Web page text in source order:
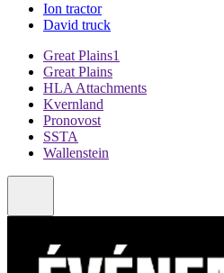
Ion tractor
David truck
Great Plains1
Great Plains
HLA Attachments
Kvernland
Pronovost
SSTA
Wallenstein